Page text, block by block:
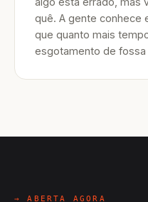
quê. A gente conhece
que quanto mais
esgotamento de fossa
→ ABERTA AGORA